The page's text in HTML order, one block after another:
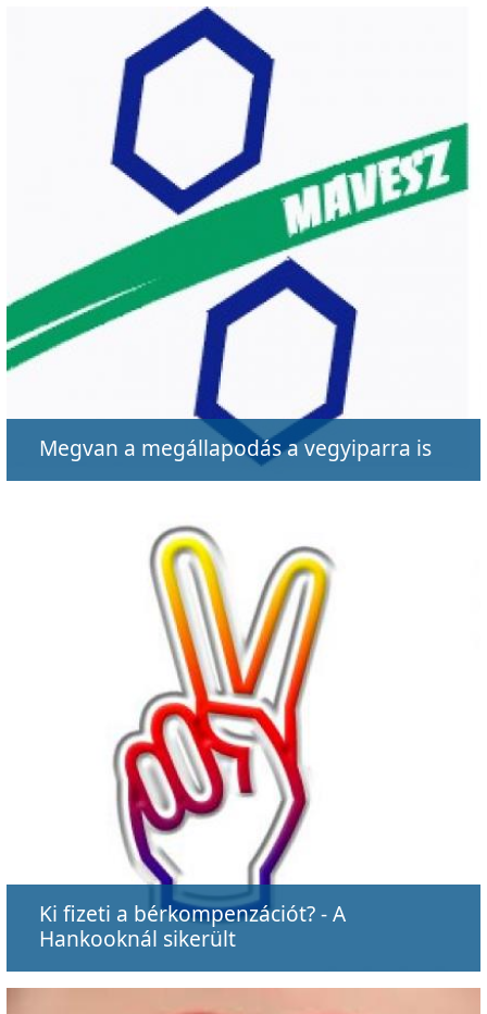
Megvan a megállapodás a vegyiparra is
Ki fizeti a bérkompenzációt? - A
Hankooknál sikerült